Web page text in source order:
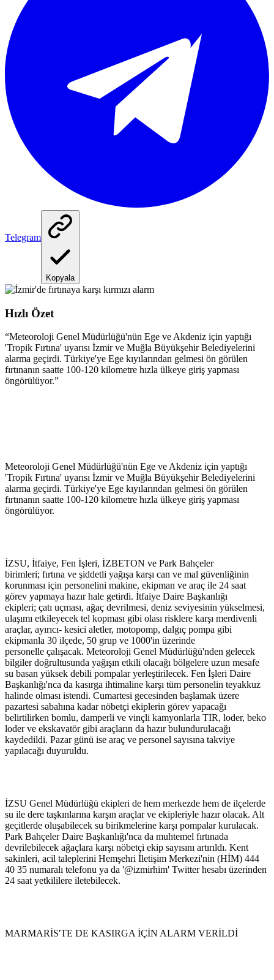
Telegram
Kopyala
Hızlı Özet
“Meteoroloji Genel Müdürlüğü'nün Ege ve Akdeniz için yaptığı
'Tropik Fırtına' uyarısı İzmir ve Muğla Büyükşehir Belediyelerini
alarma geçirdi. Türkiye'ye Ege kıyılarından gelmesi ön görülen
fırtınanın saatte 100-120 kilometre hızla ülkeye giriş yapması
öngörülüyor.”
Meteoroloji Genel Müdürlüğü'nün Ege ve Akdeniz için yaptığı
'Tropik Fırtına' uyarısı İzmir ve Muğla Büyükşehir Belediyelerini
alarma geçirdi. Türkiye'ye Ege kıyılarından gelmesi ön görülen
fırtınanın saatte 100-120 kilometre hızla ülkeye giriş yapması
öngörülüyor.
İZSU, İtfaiye, Fen İşleri, İZBETON ve Park Bahçeler
birimleri; fırtına ve şiddetli yağışa karşı can ve mal güvenliğinin
korunması için personelini makine, ekipman ve araç ile 24 saat
görev yapmaya hazır hale getirdi. İtfaiye Daire Başkanlığı
ekipleri; çatı uçması, ağaç devrilmesi, deniz seviyesinin yükselmesi,
ulaşımı etkileyecek tel kopması gibi olası risklere karşı merdivenli
araçlar, ayırıcı- kesici aletler, motopomp, dalgıç pompa gibi
ekipmanla 30 ilçede, 50 grup ve 1000'in üzerinde
personelle çalışacak. Meteoroloji Genel Müdürlüğü'nden gelecek
bilgiler doğrultusunda yağışın etkili olacağı bölgelere uzun mesafe
su basan yüksek debili pompalar yerleştirilecek. Fen İşleri Daire
Başkanlığı'nca da kasırga ihtimaline karşı tüm personelin teyakkuz
halinde olması istendi. Cumartesi gecesinden başlamak üzere
pazartesi sabahına kadar nöbetçi ekiplerin görev yapacağı
belirtilirken bomlu, damperli ve vinçli kamyonlarla TIR, loder, beko
loder ve ekskavatör gibi araçların da hazır bulundurulacağı
kaydedildi. Pazar günü ise araç ve personel sayısına takviye
yapılacağı duyuruldu.
İZSU Genel Müdürlüğü ekipleri de hem merkezde hem de ilçelerde
su ile dere taşkınlarına karşın araçlar ve ekipleriyle hazır olacak. Alt
geçitlerde oluşabilecek su birikmelerine karşı pompalar kurulacak.
Park Bahçeler Daire Başkanlığı'nca da muhtemel fırtınada
devrilebilecek ağaçlara karşı nöbetçi ekip sayısını artırıldı. Kent
sakinleri, acil taleplerini Hemşehri İletişim Merkezi'nin (HİM) 444
40 35 numaralı telefonu ya da '@izmirhim' Twitter hesabı üzerinden
24 saat yetkililere iletebilecek.
MARMARİS'TE DE KASIRGA İÇİN ALARM VERİLDİ